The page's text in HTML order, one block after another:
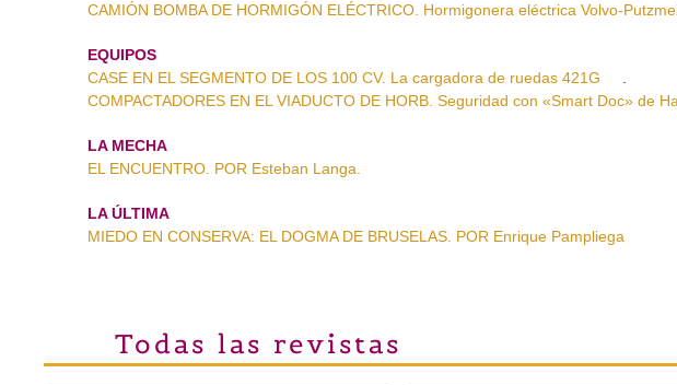
CAMIÓN BOMBA DE HORMIGÓN ELÉCTRICO. Hormigonera eléctrica Volvo-
EQUIPOS
CASE EN EL SEGMENTO DE LOS 100 CV. La cargadora de ruedas 421G
.
COMPACTADORES EN EL VIADUCTO DE HORB. Seguridad con «Smart Doc» de
LA MECHA
EL ENCUENTRO. POR Esteban Langa.
LA ÚLTIMA
MIEDO EN CONSERVA: EL DOGMA DE BRUSELAS. POR Enrique Pampliega
Todas las revistas